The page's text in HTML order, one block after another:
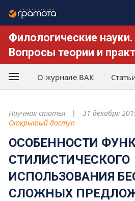
Филологические науки.
Вопросы теории и
О журнале ВАК
Научная статья
31 декабря
Открытый доступ
ОСОБЕННОСТИ
СТИЛИСТИЧЕСКОГО
ИСПОЛЬЗОВАНИЯ
СЛОЖНЫХ